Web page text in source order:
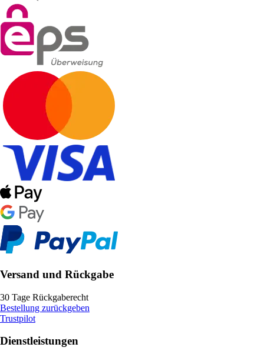
Versand und Rückgabe
30 Tage Rückgaberecht
Bestellung zurückgeben
Trustpilot
Dienstleistungen